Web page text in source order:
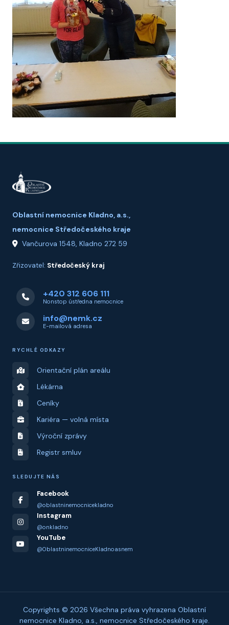
Oblastní nemocnice Kladno, a.s.,
nemocnice Středočeského kraje
Vančurova 1548, Kladno 272 59
Zřizovatel: Středočeský kraj
+420 312 606 111
Nonstop ústředna nemocnice
info@nemk.cz
E-mailová adresa
RYCHLÉ ODKAZY
Orientační plán areálu
Lékárna
Ceníky
Kariéra — volná místa
Výroční zprávy
Registr smluv
SLEDUJTE NÁS
Facebook
@oblastninemocnicekladno
Instagram
@onkladno
YouTube
@OblastninemocniceKladnoasnem
Copyrights © 2026 Všechna práva vyhrazena Oblastní
nemocnice Kladno, a.s., nemocnice Středočeského kraje.